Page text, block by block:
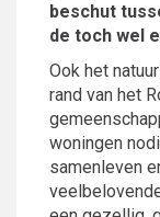
beschut
de toch wel
Ook het
rand van het
woningen
samenleven